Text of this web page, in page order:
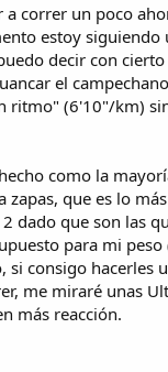
a correr un poco
estoy siguiendo
decir con
el
ritmo" (6'10"/km)
como la
zapas, que es lo
dado que son las
para mi peso
si consigo hacerles
me miraré unas
más reacción.